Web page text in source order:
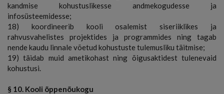
kandmise kohustuslikesse andmekogudesse ja
infosüsteemidesse;
18) koordineerib kooli osalemist siseriiklikes ja
rahvusvahelistes projektides ja programmides ning tagab
nende kaudu linnale võetud kohustuste tulemusliku täitmise;
19) täidab muid ametikohast ning õigusaktidest tulenevaid
kohustusi.
§ 10. Kooli õppenõukogu